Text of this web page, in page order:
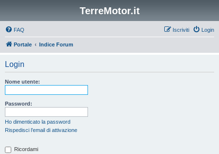
TerreMotor.it
FAQ Login
Iscriviti
Portale Indice Forum
Login
Nome utente:
Password:
Ho dimenticato la password
Rispedisci l’email di attivazione
Ricordami